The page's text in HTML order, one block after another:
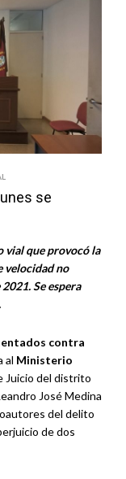
se
vial que provocó la
velocidad no
Se espera
contra
al Ministerio
Juicio del distrito
José Medina
del delito
de dos